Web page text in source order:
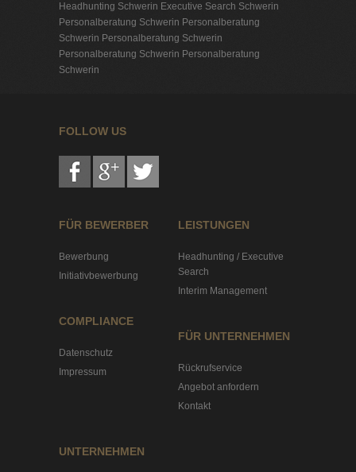
Headhunting Schwerin Executive Search Schwerin
Personalberatung Schwerin Personalberatung
Schwerin Personalberatung Schwerin
Personalberatung Schwerin Personalberatung
Schwerin
FOLLOW US
FÜR BEWERBER
Bewerbung
Initiativbewerbung
COMPLIANCE
Datenschutz
Impressum
LEISTUNGEN
Headhunting / Executive
Search
Interim Management
FÜR UNTERNEHMEN
Rückrufservice
Angebot anfordern
Kontakt
UNTERNEHMEN